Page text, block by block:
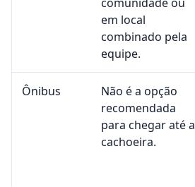
em local
combinado pela
equipe.
Ônibus
Não é a opção
recomendada
para chegar até a
cachoeira.